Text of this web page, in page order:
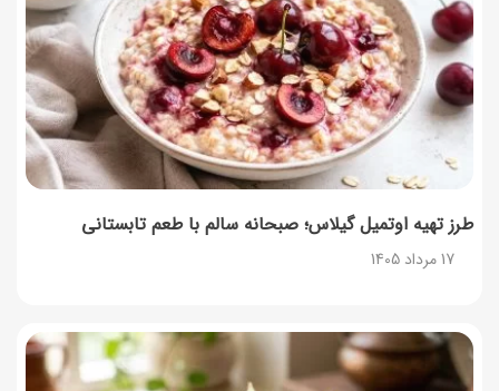
طرز تهیه اوتمیل گیلاس؛ صبحانه سالم با طعم تابستانی
17 مرداد 1405